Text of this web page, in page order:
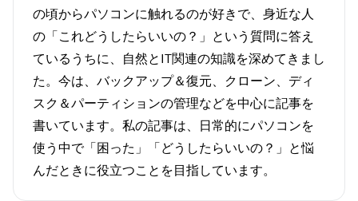
の頃からパソコンに触れるのが好きで、身近な人
の「これどうしたらいいの？」という質問に答え
ているうちに、自然とIT関連の知識を深めてきまし
た。今は、バックアップ＆復元、クローン、ディ
スク＆パーティションの管理などを中心に記事を
書いています。私の記事は、日常的にパソコンを
使う中で「困った」「どうしたらいいの？」と悩
んだときに役立つことを目指しています。